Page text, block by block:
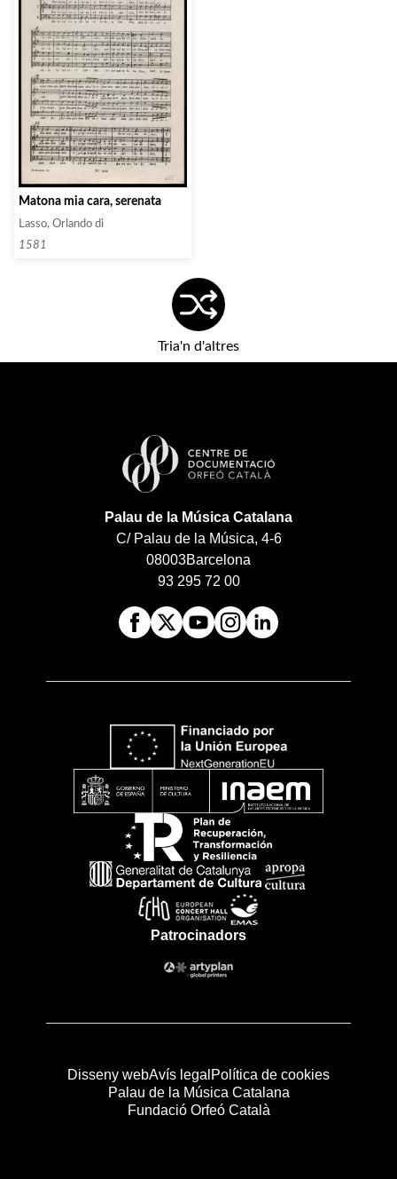
Matona mia cara, serenata
Lasso, Orlando di
1581
Tria'n d'altres
Palau de la Música Catalana
C/ Palau de la Música, 4-6
08003Barcelona
93 295 72 00
Patrocinadors
Disseny webAvís legal Política de cookies
Palau de la Música Catalana
Fundació Orfeó Català